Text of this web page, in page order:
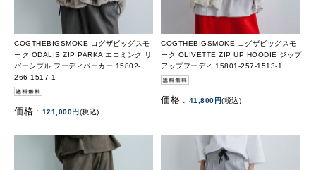
COGTHEBIGSMOKE コグザビッグスモ
ーク ODALIS ZIP PARKA エコミンク リ
バーシブル フーディパーカー 15802-
266-1517-1
価格 : 121,000円(税込)
COGTHEBIGSMOKE コグザビッグスモ
ーク OLIVETTE ZIP UP HOODIE ジップ
アップフーディ 15801-257-1513-1
価格 : 41,800円(税込)